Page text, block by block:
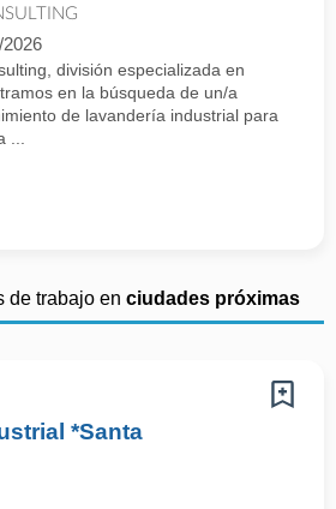
2026
división especializada en
en la búsqueda de un/a
de lavandería industrial para
de trabajo en ciudades próximas
*Santa